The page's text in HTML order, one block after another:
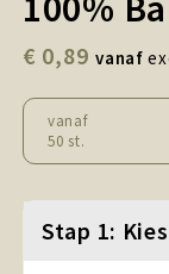
Snoepgoed en
Sport, Spel
Strand en
Tassen
€ 0,89 vanaf
vanaf
50 st.
Stap 1: